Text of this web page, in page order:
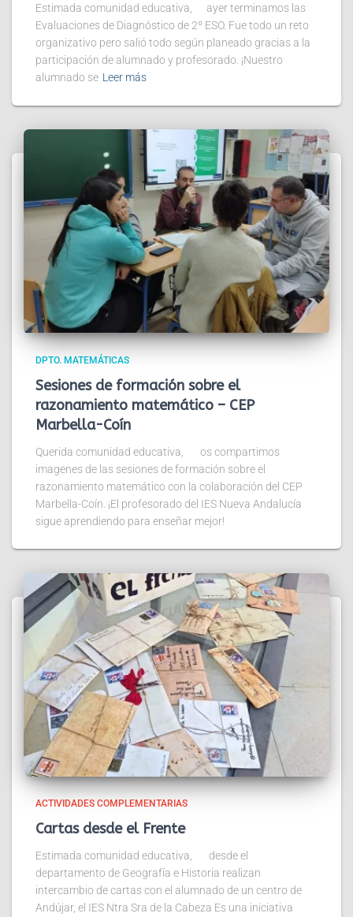
Estimada comunidad educativa, ayer terminamos las
Evaluaciones de Diagnóstico de 2º ESO. Fue todo un reto
organizativo pero salió todo según planeado gracias a la
participación de alumnado y profesorado. ¡Nuestro
alumnado se Leer más
DPTO. MATEMÁTICAS
Sesiones de formación sobre el
razonamiento matemático – CEP
Marbella-Coín
Querida comunidad educativa, os compartimos
imagenes de las sesiones de formación sobre el
razonamiento matemático con la colaboración del CEP
Marbella-Coín. ¡El profesorado del IES Nueva Andalucía
sigue aprendiendo para enseñar mejor!
ACTIVIDADES COMPLEMENTARIAS
Cartas desde el Frente
Estimada comunidad educativa, desde el
departamento de Geografía e Historia realizan
intercambio de cartas con el alumnado de un centro de
Andújar, el IES Ntra Sra de la Cabeza Es una iniciativa